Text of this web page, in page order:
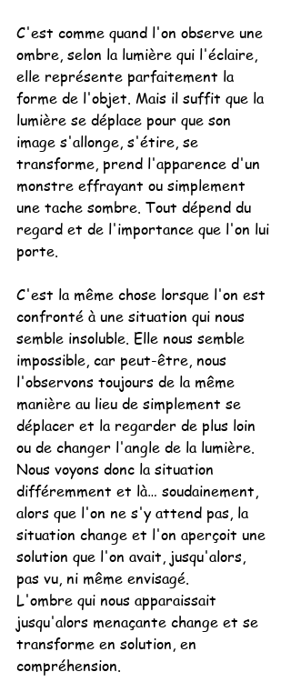
C'est comme quand l'on observe une
ombre, selon la lumière qui l'éclaire,
elle représente parfaitement la
forme de l'objet. Mais il suffit que la
lumière se déplace pour que son
image s'allonge, s'étire, se
transforme, prend l'apparence d'un
monstre effrayant ou simplement
une tache sombre. Tout dépend du
regard et de l'importance que l'on lui
porte.
C'est la même chose lorsque l'on est
confronté à une situation qui nous
semble insoluble. Elle nous semble
impossible, car peut-être, nous
l'observons toujours de la même
manière au lieu de simplement se
déplacer et la regarder de plus loin
ou de changer l'angle de la lumière.
Nous voyons donc la situation
différemment et là… soudainement,
alors que l'on ne s'y attend pas, la
situation change et l'on aperçoit une
solution que l'on avait, jusqu'alors,
pas vu, ni même envisagé.
L'ombre qui nous apparaissait
jusqu'alors menaçante change et se
transforme en solution, en
compréhension.